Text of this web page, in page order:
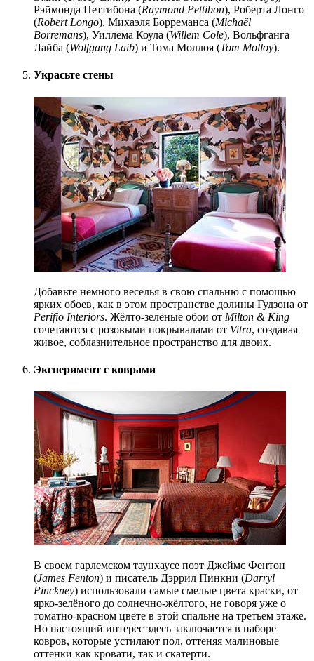
Рэймонда Петтибона (Raymond Pettibon), Роберта Лонго
(Robert Longo), Михаэля Борреманса (Michaël
Borremans), Уиллема Коула (Willem Cole), Вольфганга
Лайба (Wolfgang Laib) и Тома Моллоя (Tom Molloy).
Украсьте стены
Добавьте немного веселья в свою спальню с помощью
ярких обоев, как в этом пространстве долины Гудзона от
Perifio Interiors. Жёлто-зелёные обои от Milton & King
сочетаются с розовыми покрывалами от Vitra, создавая
живое, соблазнительное пространство для двоих.
Эксперимент с коврами
В своем гарлемском таунхаусе поэт Джеймс Фентон
(James Fenton) и писатель Дэррил Пинкни (Darryl
Pinckney) использовали самые смелые цвета краски, от
ярко-зелёного до солнечно-жёлтого, не говоря уже о
томатно-красном цвете в этой спальне на третьем этаже.
Но настоящий интерес здесь заключается в наборе
ковров, которые устилают пол, оттеняя малиновые
оттенки как кровати, так и скатерти.